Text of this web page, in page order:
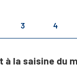
3 4
à la saisine du